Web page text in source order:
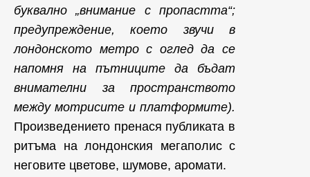
буквално „внимание с пропастта“;
предупреждение, което звучи в
лондонското метро с оглед да се
напомня на пътниците да бъдат
внимателни за пространството
между мотрисите и платформите).
Произведението пренася публиката в
ритъма на лондонския мегаполис с
неговите цветове, шумове, аромати.